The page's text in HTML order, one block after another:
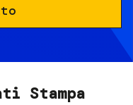
Stampa